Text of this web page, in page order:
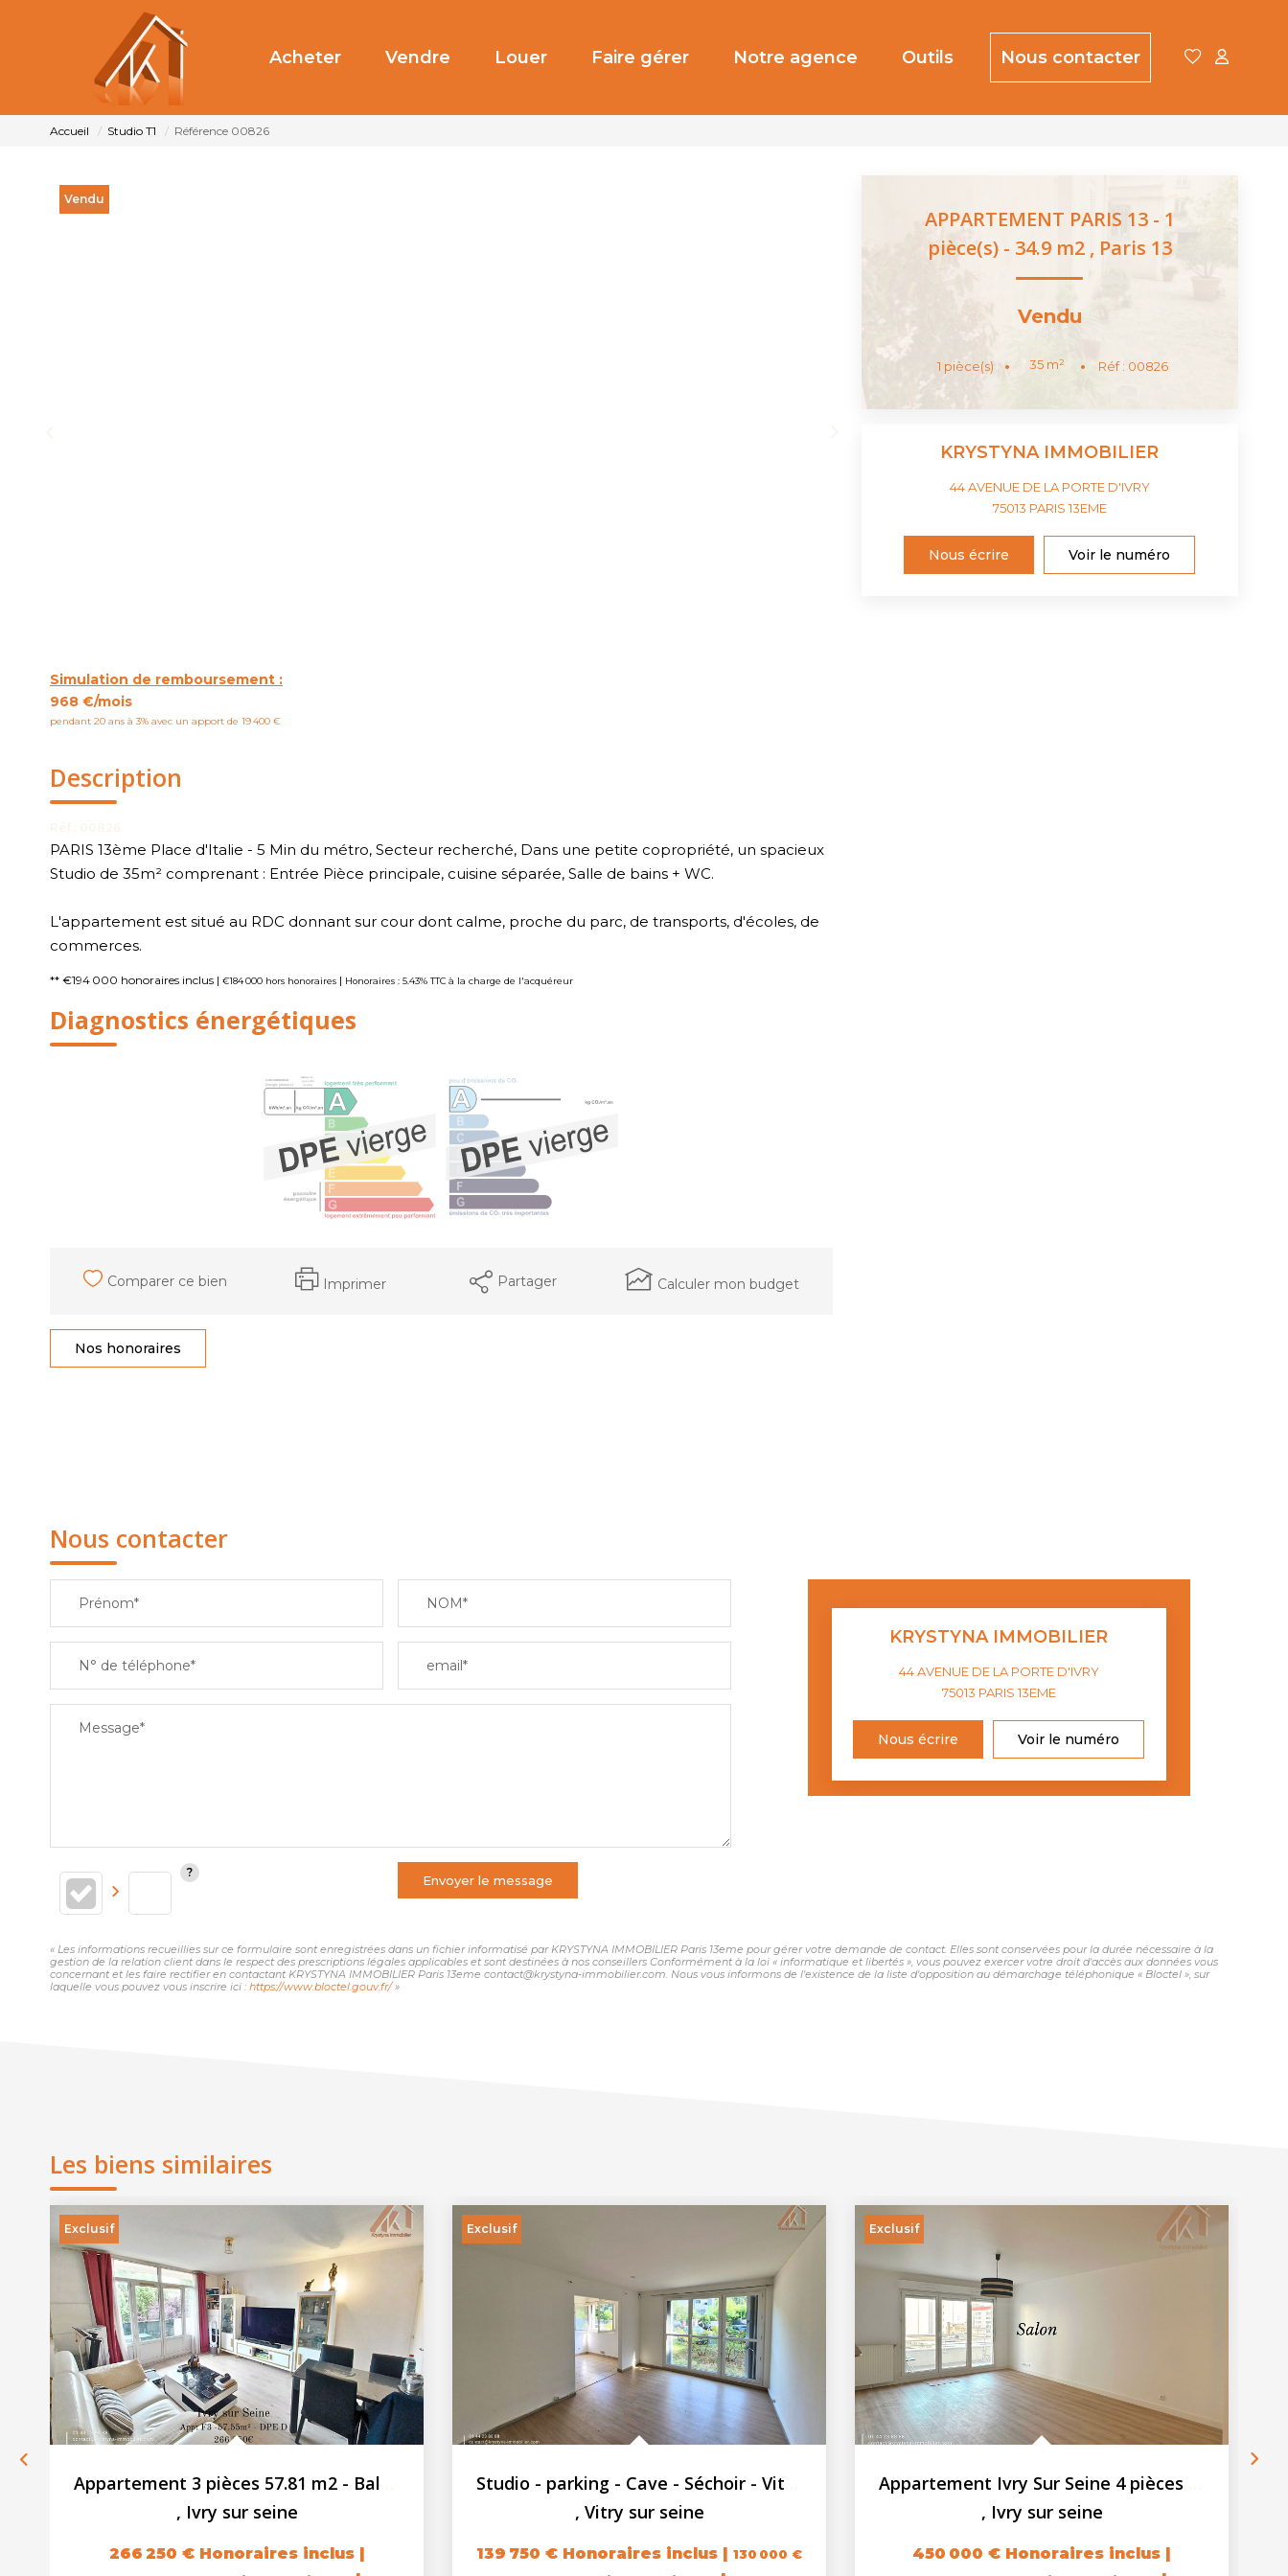
Acheter Vendre Louer Faire gérer Notre agence Outils Nous contacter
Accueil Studio T1 Référence 00826
Vendu
Simulation de remboursement :
968 €/mois
pendant 20 ans à 3% avec un apport de 19 400 €
Description
PARIS 13ème Place d'Italie - 5 Min du métro, Secteur recherché, Dans une petite copropriété, un spacieux
Studio de 35m² comprenant : Entrée Pièce principale, cuisine séparée, Salle de bains + WC.
L'appartement est situé au RDC donnant sur cour dont calme, proche du parc, de transports, d'écoles, de
commerces.
** €194 000 honoraires inclus | €184 000 hors honoraires | Honoraires : 5.43% TTC à la charge de l'acquéreur
Diagnostics énergétiques
Comparer ce bien Imprimer Partager Calculer mon budget
Nos honoraires
APPARTEMENT PARIS 13 - 1
pièce(s) - 34.9 m2 , Paris 13
Vendu
1 pièce(s) 35 m² Réf : 00826
KRYSTYNA IMMOBILIER
44 AVENUE DE LA PORTE D'IVRY
75013 PARIS 13EME
Nous écrire Voir le numéro
Nous contacter
Prénom* NOM*
N° de téléphone* email*
Message*
Envoyer le message
KRYSTYNA IMMOBILIER
44 AVENUE DE LA PORTE D'IVRY
75013 PARIS 13EME
Nous écrire Voir le numéro
« Les informations recueillies sur ce formulaire sont enregistrées dans un fichier informatisé par KRYSTYNA IMMOBILIER Paris 13eme pour gérer votre demande de contact. Elles sont conservées pour la durée nécessaire à la
gestion de la relation client dans le respect des prescriptions légales applicables et sont destinées à nos conseillers Conformément à la loi « informatique et libertés », vous pouvez exercer votre droit d'accès aux données vous
concernant et les faire rectifier en contactant KRYSTYNA IMMOBILIER Paris 13eme contact@krystyna-immobilier.com. Nous vous informons de l'existence de la liste d'opposition au démarchage téléphonique « Bloctel », sur
laquelle vous pouvez vous inscrire ici : https://www.bloctel.gouv.fr/»
Les biens similaires
Exclusif
, Ivry sur seine
266 250 € Honoraires inclus |
Exclusif
, Vitry sur seine
139 750 € Honoraires inclus | 130 000 €
Exclusif
, Ivry sur seine
450 000 € Honoraires inclus |